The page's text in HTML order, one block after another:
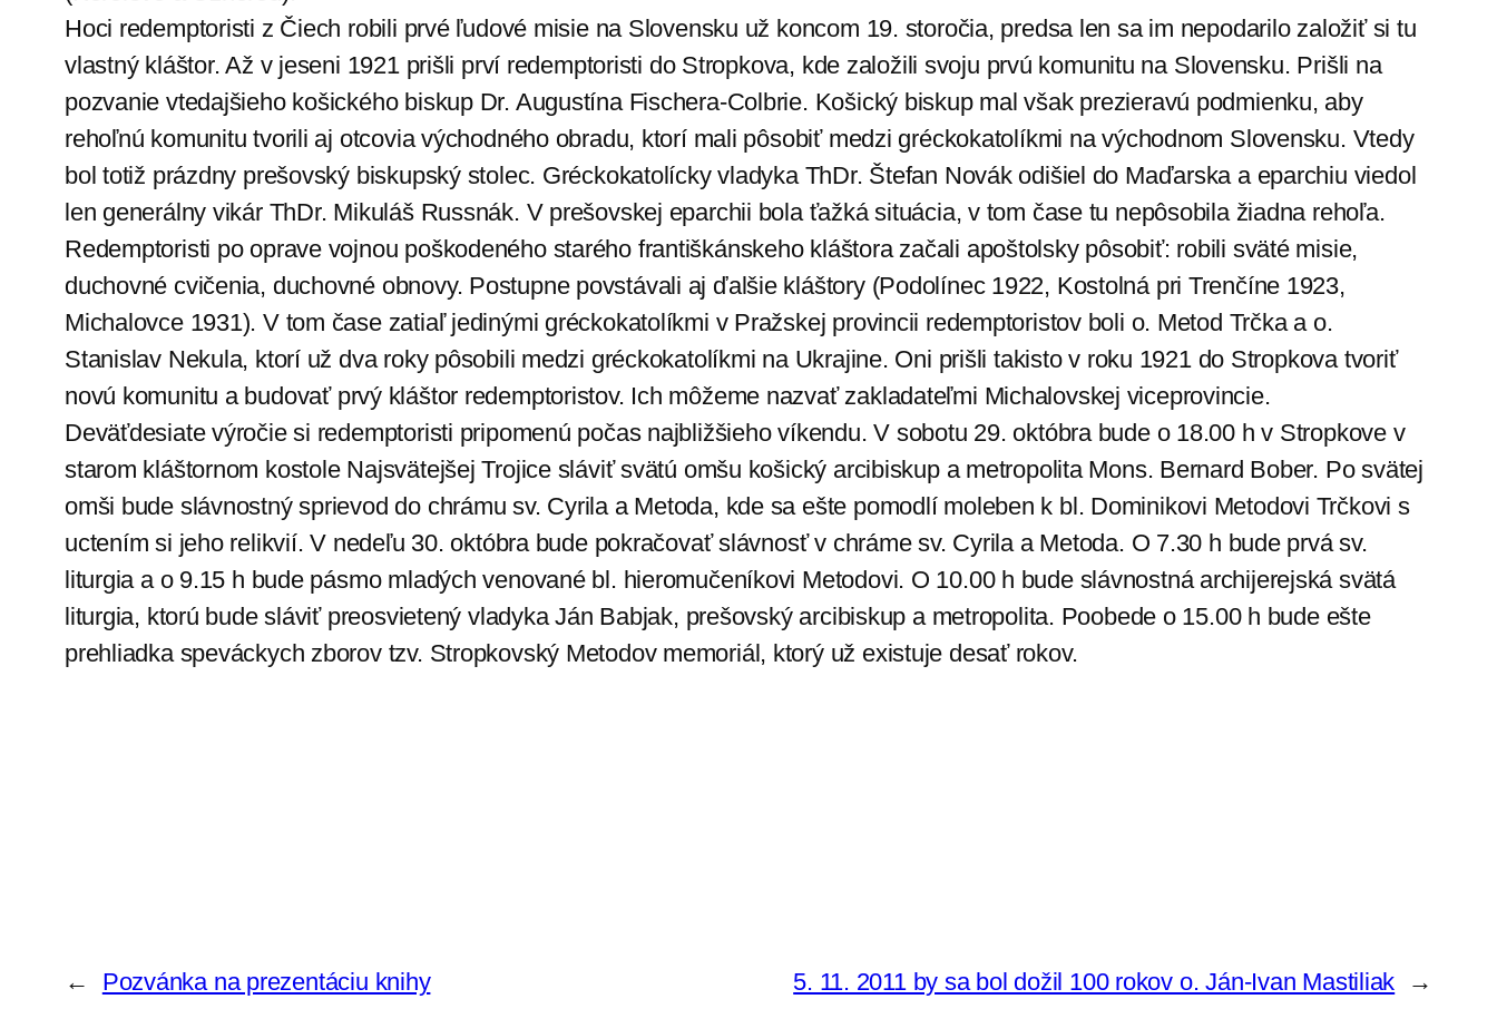
Hoci redemptoristi z Čiech robili prvé ľudové misie na Slovensku už koncom 19. storočia, predsa len sa im nepodarilo založiť si tu
vlastný kláštor. Až v jeseni 1921 prišli prví redemptoristi do Stropkova, kde založili svoju prvú komunitu na Slovensku. Prišli na
pozvanie vtedajšieho košického biskup Dr. Augustína Fischera-Colbrie. Košický biskup mal však prezieravú podmienku, aby
rehoľnú komunitu tvorili aj otcovia východného obradu, ktorí mali pôsobiť medzi gréckokatolíkmi na východnom Slovensku. Vtedy
bol totiž prázdny prešovský biskupský stolec. Gréckokatolícky vladyka ThDr. Štefan Novák odišiel do Maďarska a eparchiu viedol
len generálny vikár ThDr. Mikuláš Russnák. V prešovskej eparchii bola ťažká situácia, v tom čase tu nepôsobila žiadna rehoľa.
Redemptoristi po oprave vojnou poškodeného starého františkánskeho kláštora začali apoštolsky pôsobiť: robili sväté misie,
duchovné cvičenia, duchovné obnovy. Postupne povstávali aj ďalšie kláštory (Podolínec 1922, Kostolná pri Trenčíne 1923,
Michalovce 1931). V tom čase zatiaľ jedinými gréckokatolíkmi v Pražskej provincii redemptoristov boli o. Metod Trčka a o.
Stanislav Nekula, ktorí už dva roky pôsobili medzi gréckokatolíkmi na Ukrajine. Oni prišli takisto v roku 1921 do Stropkova tvoriť
novú komunitu a budovať prvý kláštor redemptoristov. Ich môžeme nazvať zakladateľmi Michalovskej viceprovincie.
Deväťdesiate výročie si redemptoristi pripomenú počas najbližšieho víkendu. V sobotu 29. októbra bude o 18.00 h v Stropkove v
starom kláštornom kostole Najsvätejšej Trojice sláviť svätú omšu košický arcibiskup a metropolita Mons. Bernard Bober. Po svätej
omši bude slávnostný sprievod do chrámu sv. Cyrila a Metoda, kde sa ešte pomodlí moleben k bl. Dominikovi Metodovi Trčkovi s
uctením si jeho relikvií. V nedeľu 30. októbra bude pokračovať slávnosť v chráme sv. Cyrila a Metoda. O 7.30 h bude prvá sv.
liturgia a o 9.15 h bude pásmo mladých venované bl. hieromučeníkovi Metodovi. O 10.00 h bude slávnostná archijerejská svätá
liturgia, ktorú bude sláviť preosvietený vladyka Ján Babjak, prešovský arcibiskup a metropolita. Poobede o 15.00 h bude ešte
prehliadka speváckych zborov tzv. Stropkovský Metodov memoriál, ktorý už existuje desať rokov.
← Pozvánka na prezentáciu knihy 5. 11. 2011 by sa bol dožil 100 rokov o. Ján-Ivan Mastiliak →